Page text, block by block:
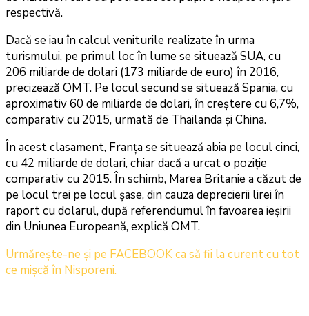
respectivă.
Dacă se iau în calcul veniturile realizate în urma
turismului, pe primul loc în lume se situează SUA, cu
206 miliarde de dolari (173 miliarde de euro) în 2016,
precizează OMT. Pe locul secund se situează Spania, cu
aproximativ 60 de miliarde de dolari, în creștere cu 6,7%,
comparativ cu 2015, urmată de Thailanda și China.
În acest clasament, Franța se situează abia pe locul cinci,
cu 42 miliarde de dolari, chiar dacă a urcat o poziție
comparativ cu 2015. În schimb, Marea Britanie a căzut de
pe locul trei pe locul șase, din cauza deprecierii lirei în
raport cu dolarul, după referendumul în favoarea ieșirii
din Uniunea Europeană, explică OMT.
Urmăreşte-ne şi pe FACEBOOK ca să fii la curent cu tot
ce mişcă în Nisporeni.